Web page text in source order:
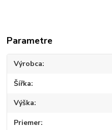
Parametre
Výrobca
Šířka
Výška
Priemer